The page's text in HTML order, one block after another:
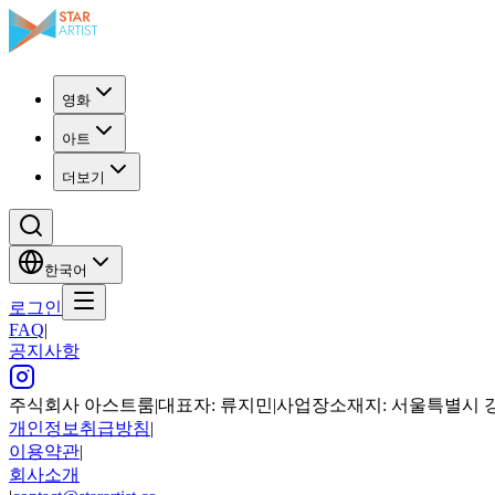
영화
아트
더보기
한국어
로그인
FAQ|
공지사항
주식회사 아스트룸|대표자: 류지민|사업장소재지: 서울특별시
개인정보취급방침|
이용약관|
회사소개